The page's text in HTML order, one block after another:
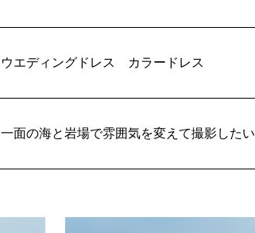
ウエディングドレス カラードレス
一面の海と岩場で雰囲気を変えて撮影したい